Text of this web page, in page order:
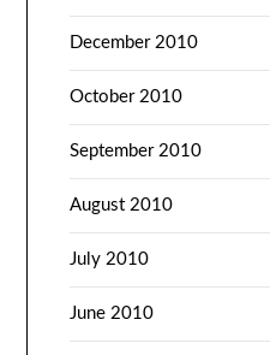
December 2010
October 2010
September 2010
August 2010
July 2010
June 2010